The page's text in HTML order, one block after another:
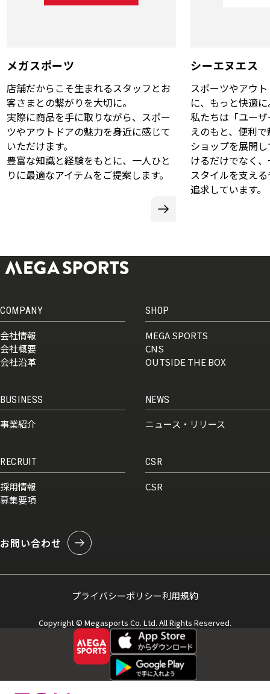
メガスポーツ
店舗だからこそ生まれるスタッフとお
客さまとの繋がりを大切に。
実際に商品を手に取りながら、スポー
ツやアウトドアの魅力を身近に感じて
いただけます。
豊富な知識と経験をもとに、一人ひと
りに最適なアイテムをご提案します。
シーエヌエス
スポーツやアウ
に、もっと快適
私たちは「ユー
えのもと、便利
ショップを展開
けるだけでなく
スタイルを支え
追求しています。
COMPANY
会社情報
会社概要
会社沿革
BUSINESS
事業紹介
SHOP
MEGA SPORTS
CNS
OUTSIDE THE BOX
NEWS
ニュース・リリース
RECRUIT
採用情報
募集要項
CSR
CSR
お問い合わせ
プライバシーポリシー利用規約
Copyright © Megasports Co. Ltd. All Rights Reserved.